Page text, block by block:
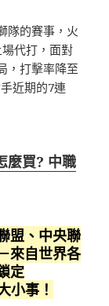
隊的賽事，火
代打，面對
，打擊率降至
近期的7連
麼買? 中職
盟、中央聯
來自世界各
定
小事！